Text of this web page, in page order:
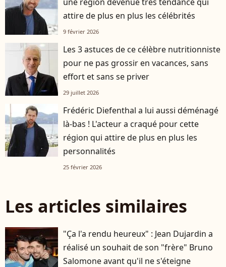
attire de plus en plus les célébrités
9 février 2026
Les 3 astuces de ce célèbre nutritionniste
pour ne pas grossir en vacances, sans
effort et sans se priver
29 juillet 2026
Frédéric Diefenthal a lui aussi déménagé
là-bas ! L'acteur a craqué pour cette
région qui attire de plus en plus les
personnalités
25 février 2026
Les articles similaires
"Ça l'a rendu heureux" : Jean Dujardin a
réalisé un souhait de son "frère" Bruno
Salomone avant qu'il ne s'éteigne